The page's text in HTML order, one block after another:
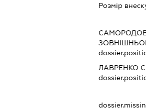
Розмір
ЛАВРЕНКО